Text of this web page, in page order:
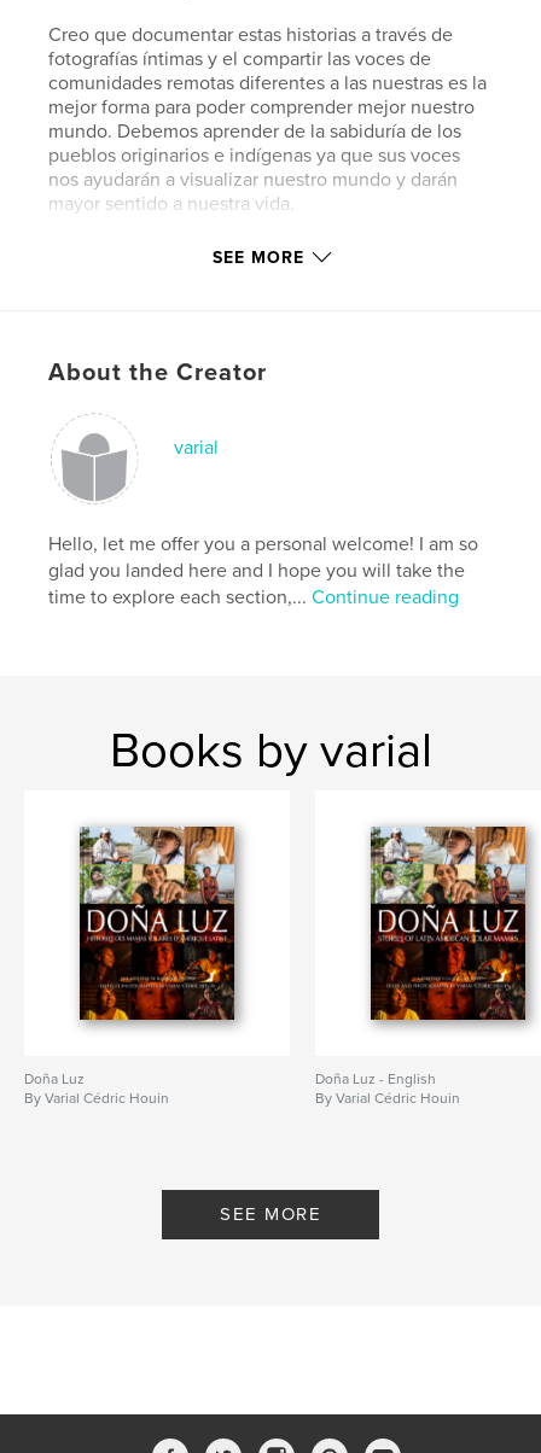
Creo que documentar estas historias a través de
fotografías íntimas y el compartir las voces de
comunidades remotas diferentes a las nuestras es la
mejor forma para poder comprender mejor nuestro
mundo. Debemos aprender de la sabiduría de los
pueblos originarios e indígenas ya que sus voces
nos ayudarán a visualizar nuestro mundo y darán
mayor sentido a nuestra vida.
Siempre quise este libro y sus historias en las manos
Author website
Features & Details
Primary Category:
Additional Categories Travel,Education
Project Option: 8×10 in, 20×25 cm
# of Pages:306
LanguageSpanish
SEE MORE
About the Creator
varial
Hello, let me offer you a personal welcome! I am so
glad you landed here and I hope you will take the
time to explore each section,...Continue reading
Books by varial
Doña Luz
By Varial Cédric Houin
Doña Luz - English
By Varial Cédric Houin
SEE MORE